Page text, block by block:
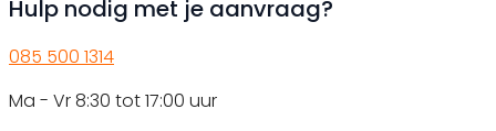
Hulp nodig met je aanvraag?
085 500 1314
Ma - Vr 8:30 tot 17:00 uur